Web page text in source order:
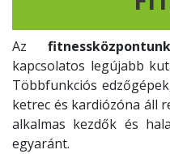
Az
kapcsolatos legújabb
Többfunkciós
ketrec és kardiózóna áll
alkalmas kezdők és
egyaránt.